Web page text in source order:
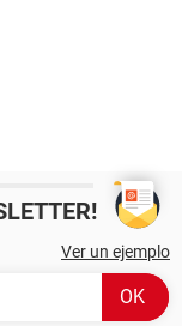
Ver un ejemplo